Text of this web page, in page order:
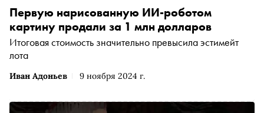
Иван Адоньев 9 ноября 2024 г.
Первую нарисованную ИИ-роботом
картину продали за 1 млн долларов
Итоговая стоимость значительно превысила эстимейт
лота